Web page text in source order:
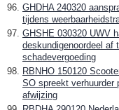
GHDHA 240320
tijdens
GHSHE 030320 UWV
deskundigenoordeel af
schadevergoeding
RBNHO 150120
SO spreekt verhuurder
afwijzing